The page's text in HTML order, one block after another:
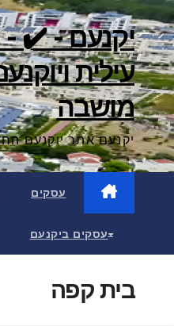
Skip
to
content
יקנעם - ✔️ -
עילית
מושבה
יקנעם אתר יוקנעם
עסקים
עסקים ביקנעם
בית קפה